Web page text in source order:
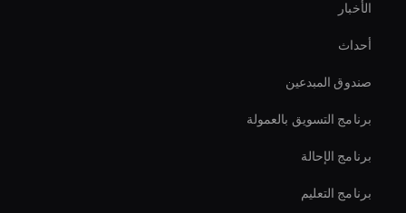
Virtual Assistant For Business
Digital Twin For Meetings
Ai Avatar In Retail
الأخبار
أحداث
صندوق المبدعين
برنامج التسويق بالعمولة
برنامج الإحالة
برنامج التعليم